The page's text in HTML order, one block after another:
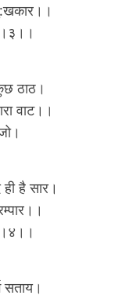
ठाठ।
वाट।।
है सार।
सताय।